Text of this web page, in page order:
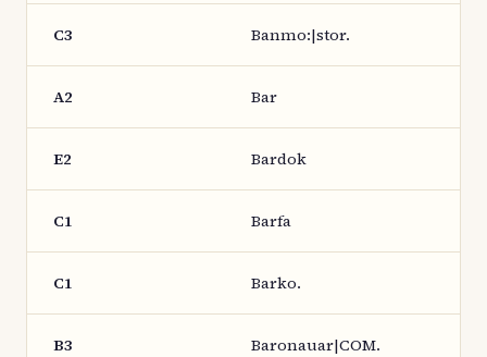
C3 Banmo:|stor.
A2 Bar
E2 Bardok
C1 Barfa
C1 Barko.
B3 Baronauar|COM.